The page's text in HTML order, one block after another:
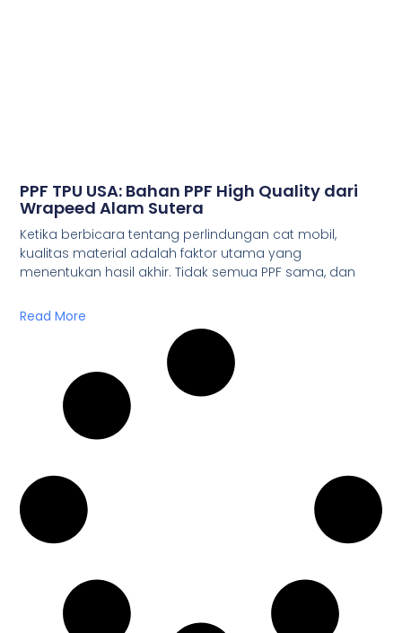
PPF TPU USA: Bahan PPF High Quality dari
Wrapeed Alam Sutera
Ketika berbicara tentang perlindungan cat mobil,
kualitas material adalah faktor utama yang
menentukan hasil akhir. Tidak semua PPF sama, dan
Read More